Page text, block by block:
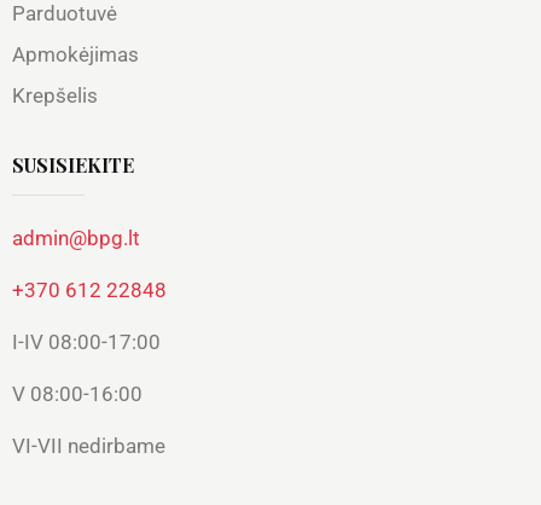
Parduotuvė
Apmokėjimas
Krepšelis
SUSISIEKITE
admin@bpg.lt
+370 612 22848
I-IV 08:00-17:00
V 08:00-16:00
VI-VII nedirbame